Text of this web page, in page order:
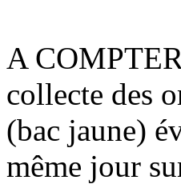
A
collecte des
(bac jaune)
même jour